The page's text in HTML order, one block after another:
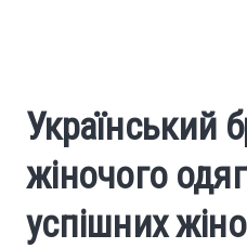
Finance
Investments
Український
жіночого
успішних